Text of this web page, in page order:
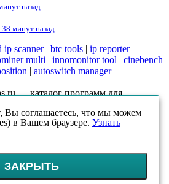
назад
38 минут назад
ip scanner| btc tools | ip reporter|
multi | innomonitor tool | cinebench
| autoswitch manager
— каталог программ для
исключительно
и ни при каких условиях
определяемой положениями
Вы соглашаетесь, что мы можем
в Вашем браузере. Узнать
ЗАКРЫТЬ